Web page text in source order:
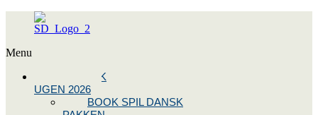
Menu
SPIL DANSK
UGEN 2026
BOOK SPIL DANSK